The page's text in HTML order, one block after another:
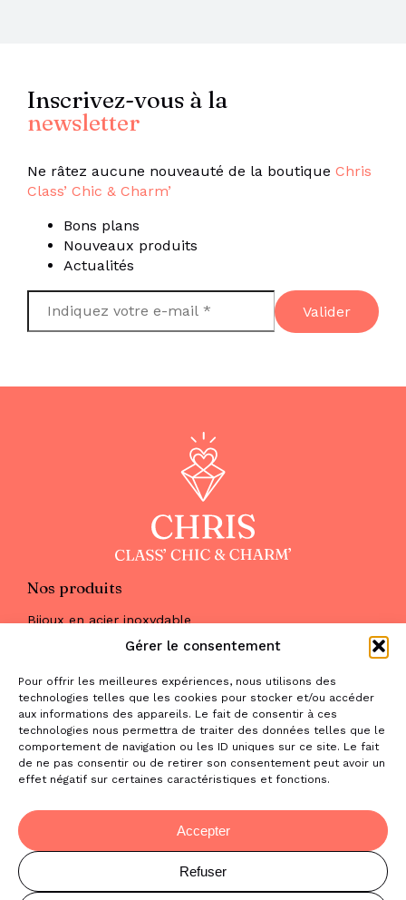
Gérer le consentement
Pour offrir les meilleures expériences, nous utilisons des
technologies telles que les cookies pour stocker et/ou accéder
aux informations des appareils. Le fait de consentir à ces
technologies nous permettra de traiter des données telles que le
comportement de navigation ou les ID uniques sur ce site. Le fait
de ne pas consentir ou de retirer son consentement peut avoir un
effet négatif sur certaines caractéristiques et fonctions.
Accepter
Refuser
Inscrivez-vous à la
newsletter
Ne râtez aucune nouveauté de la boutique Chris
Class’ Chic & Charm’
Bons plans
Nouveaux produits
Actualités
Nos produits
Bijoux en acier inoxydable
Maquillage
Parfums
Nous trouver
& nous contacter
2 place de la Liberté
31470 Saint-Lys
06 52 05 69 65
© Copyright Chris Class' Chic & Charm'